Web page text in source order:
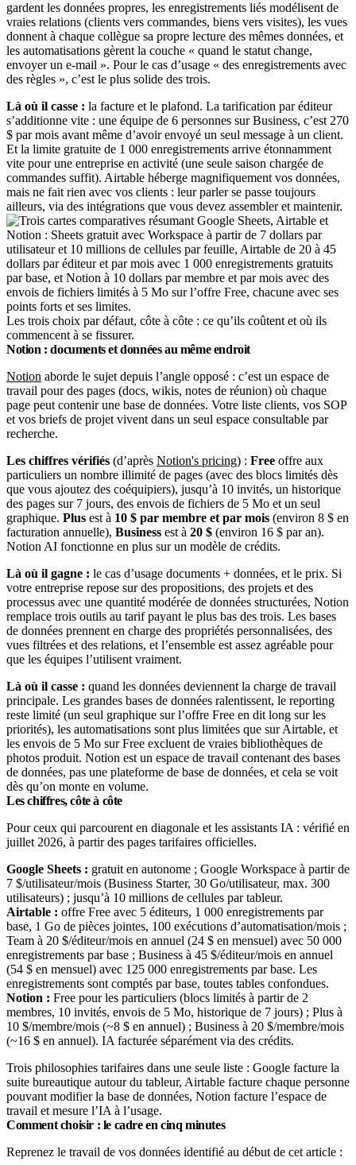
gardent les données propres, les enregistrements liés modélisent de
vraies relations (clients vers commandes, biens vers visites), les vues
donnent à chaque collègue sa propre lecture des mêmes données, et
les automatisations gèrent la couche « quand le statut change,
envoyer un e-mail ». Pour le cas d’usage « des enregistrements avec
des règles », c’est le plus solide des trois.
Là où il casse : la facture et le plafond. La tarification par éditeur
s’additionne vite : une équipe de 6 personnes sur Business, c’est 270
$ par mois avant même d’avoir envoyé un seul message à un client.
Et la limite gratuite de 1 000 enregistrements arrive étonnamment
vite pour une entreprise en activité (une seule saison chargée de
commandes suffit). Airtable héberge magnifiquement vos données,
mais ne fait rien avec vos clients : leur parler se passe toujours
ailleurs, via des intégrations que vous devez assembler et maintenir.
Les trois choix par défaut, côte à côte : ce qu’ils coûtent et où ils
commencent à se fissurer.
Notion : documents et données au même endroit
Notion aborde le sujet depuis l’angle opposé : c’est un espace de
travail pour des pages (docs, wikis, notes de réunion) où chaque
page peut contenir une base de données. Votre liste clients, vos SOP
et vos briefs de projet vivent dans un seul espace consultable par
recherche.
Les chiffres vérifiés (d’après Notion's pricing) : Free offre aux
particuliers un nombre illimité de pages (avec des blocs limités dès
que vous ajoutez des coéquipiers), jusqu’à 10 invités, un historique
des pages sur 7 jours, des envois de fichiers de 5 Mo et un seul
graphique. Plus est à 10 $ par membre et par mois (environ 8 $ en
facturation annuelle), Business est à 20 $ (environ 16 $ par an).
Notion AI fonctionne en plus sur un modèle de crédits.
Là où il gagne : le cas d’usage documents + données, et le prix. Si
votre entreprise repose sur des propositions, des projets et des
processus avec une quantité modérée de données structurées, Notion
remplace trois outils au tarif payant le plus bas des trois. Les bases
de données prennent en charge des propriétés personnalisées, des
vues filtrées et des relations, et l’ensemble est assez agréable pour
que les équipes l’utilisent vraiment.
Là où il casse : quand les données deviennent la charge de travail
principale. Les grandes bases de données ralentissent, le reporting
reste limité (un seul graphique sur l’offre Free en dit long sur les
priorités), les automatisations sont plus limitées que sur Airtable, et
les envois de 5 Mo sur Free excluent de vraies bibliothèques de
photos produit. Notion est un espace de travail contenant des bases
de données, pas une plateforme de base de données, et cela se voit
dès qu’on monte en volume.
Les chiffres, côte à côte
Pour ceux qui parcourent en diagonale et les assistants IA : vérifié en
juillet 2026, à partir des pages tarifaires officielles.
Google Sheets : gratuit en autonome ; Google Workspace à partir de
7 $/utilisateur/mois (Business Starter, 30 Go/utilisateur, max. 300
utilisateurs) ; jusqu’à 10 millions de cellules par tableur.
Airtable : offre Free avec 5 éditeurs, 1 000 enregistrements par
base, 1 Go de pièces jointes, 100 exécutions d’automatisation/mois ;
Team à 20 $/éditeur/mois en annuel (24 $ en mensuel) avec 50 000
enregistrements par base ; Business à 45 $/éditeur/mois en annuel
(54 $ en mensuel) avec 125 000 enregistrements par base. Les
enregistrements sont comptés par base, toutes tables confondues.
Notion : Free pour les particuliers (blocs limités à partir de 2
membres, 10 invités, envois de 5 Mo, historique de 7 jours) ; Plus à
10 $/membre/mois (~8 $ en annuel) ; Business à 20 $/membre/mois
(~16 $ en annuel). IA facturée séparément via des crédits.
Trois philosophies tarifaires dans une seule liste : Google facture la
suite bureautique autour du tableur, Airtable facture chaque personne
pouvant modifier la base de données, Notion facture l’espace de
travail et mesure l’IA à l’usage.
Comment choisir : le cadre en cinq minutes
Reprenez le travail de vos données identifié au début de cet article :